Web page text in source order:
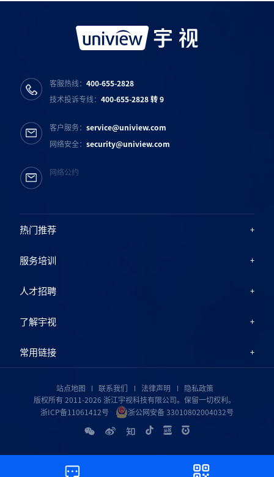
热门推荐
服务培训
人才招聘
了解宇视
常用链接
客服热线：400-655-2828
技术投诉专线：400-655-2828 转 9
客户服务：service@uniview.com
网络安全：security@uniview.com
网络公约
站点地图 联系我们 法律声明
隐私政策
版权所有 2011-2026 浙江宇视科技有限公司。保留一切权利。
浙ICP备11061412号
浙公网安备 33010802004032号